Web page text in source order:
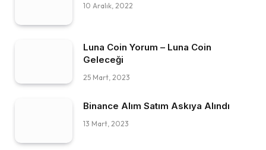
10 Aralık, 2022
Luna Coin Yorum – Luna Coin
Geleceği
25 Mart, 2023
Binance Alım Satım Askıya Alındı
13 Mart, 2023